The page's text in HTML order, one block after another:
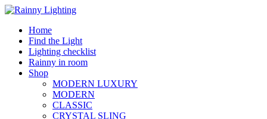
Skip
contentHome
Find the Light
Lighting checklist
Rainny in room
Shop
MODERN LUXURY
MODERN
CLASSIC
CRYSTAL SLING